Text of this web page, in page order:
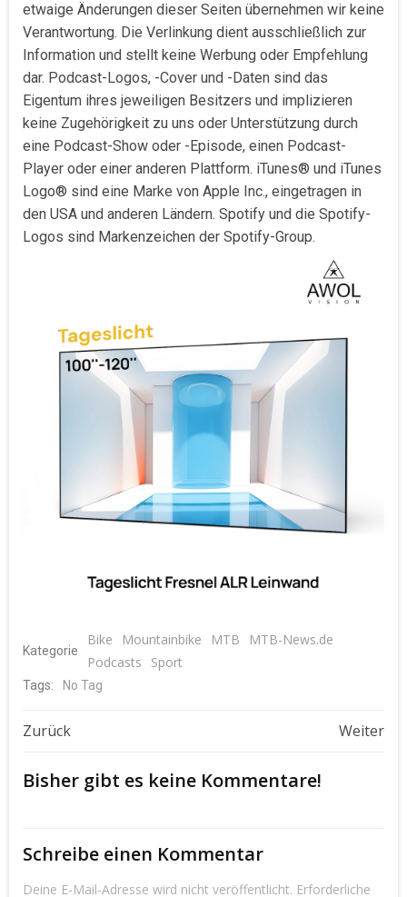
etwaige Änderungen dieser Seiten übernehmen wir keine
Verantwortung. Die Verlinkung dient ausschließlich zur
Information und stellt keine Werbung oder Empfehlung
dar. Podcast-Logos, -Cover und -Daten sind das
Eigentum ihres jeweiligen Besitzers und implizieren
keine Zugehörigkeit zu uns oder Unterstützung durch
eine Podcast-Show oder -Episode, einen Podcast-
Player oder einer anderen Plattform. iTunes® und iTunes
Logo® sind eine Marke von Apple Inc., eingetragen in
den USA und anderen Ländern. Spotify und die Spotify-
Logos sind Markenzeichen der Spotify-Group.
Kategorie
Bike Mountainbike MTB
MTB-News.de
Podcasts
Sport
Tags: No Tag
Beitragsnavigation
Zurück Weiter
Bisher gibt es keine Kommentare!
Schreibe einen Kommentar
Deine E-Mail-Adresse wird nicht veröffentlicht. Erforderliche